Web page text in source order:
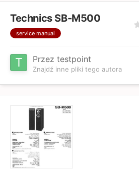
Technics SB-M500
service manual
Przez testpoint
Znajdź inne pliki tego autora